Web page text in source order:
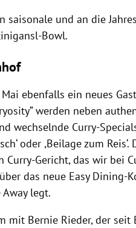
saisonale und an die
Bowl.
ebenfalls ein neues
werden neben
wechselnde Curry-
oder ,Beilage zum
Curry-Gericht, das wir bei
das neue Easy Dining-
legt.
Bernie Rieder, der seit